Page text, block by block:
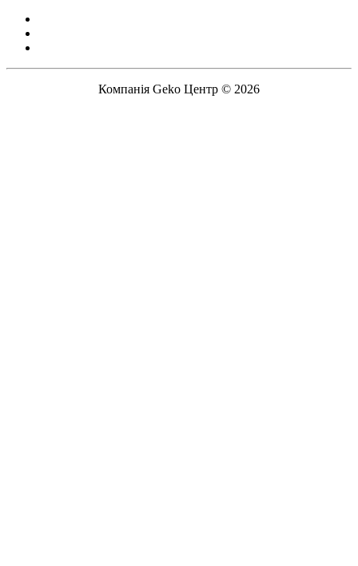
Компанія Geko Центр © 2026